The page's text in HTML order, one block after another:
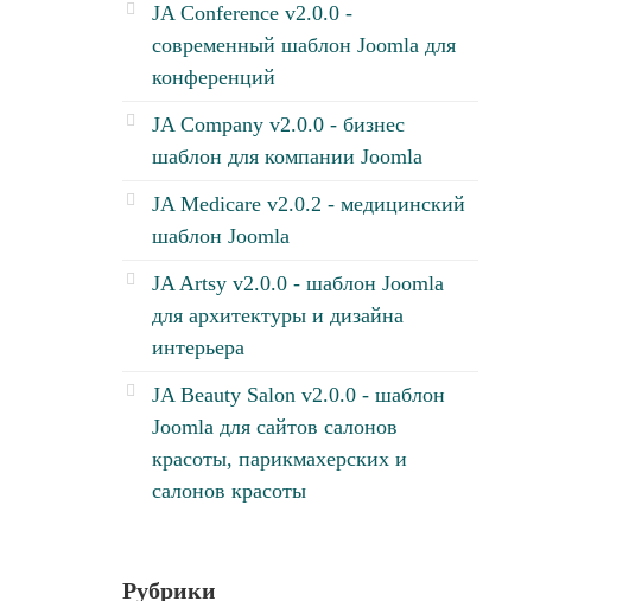
JA Conference v2.0.0 -
современный шаблон Joomla для
конференций
JA Company v2.0.0 - бизнес
шаблон для компании Joomla
JA Medicare v2.0.2 - медицинский
шаблон Joomla
JA Artsy v2.0.0 - шаблон Joomla
для архитектуры и дизайна
интерьера
JA Beauty Salon v2.0.0 - шаблон
Joomla для сайтов салонов
красоты, парикмахерских и
салонов красоты
Рубрики